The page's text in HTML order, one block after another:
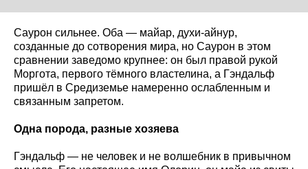
Саурон сильнее. Оба — майар, духи-айнур,
созданные до сотворения мира, но Саурон в этом
сравнении заведомо крупнее: он был правой рукой
Моргота, первого тёмного властелина, а Гэндальф
пришёл в Средиземье намеренно ослабленным и
связанным запретом.
Одна порода, разные хозяева
Гэндальф — не человек и не волшебник в привычном